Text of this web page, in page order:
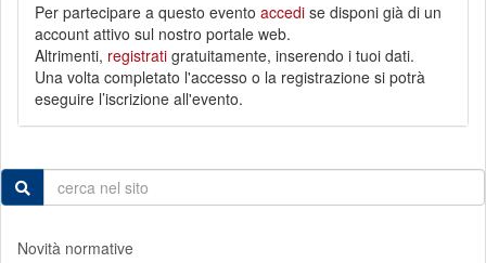
Per partecipare a questo evento accedi se disponi già di un
account attivo sul nostro portale web.
Altrimenti, registrati gratuitamente, inserendo i tuoi dati.
Una volta completato l'accesso o la registrazione si potrà
eseguire l’iscrizione all'evento.
Novità normative